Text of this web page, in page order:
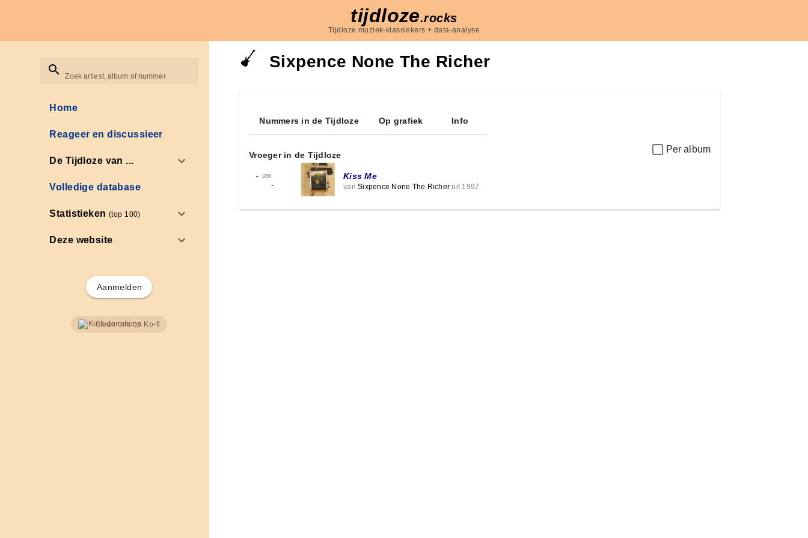
tijdloze.rocks
Tijdloze muziek-klassiekers + data-analyse
Zoek artiest, album of nummer
Home
Reageer en discussieer
De Tijdloze van ...
Volledige database
Statistieken(top 100)
Deze website
Aanmelden
Steun ons op Ko-fi
Sixpence None The Richer
Nummers in de Tijdloze Op grafiek Info
Per album
Vroeger in de Tijdloze
← 1856
-
Kiss Me
van Sixpence None The Richer uit 1997